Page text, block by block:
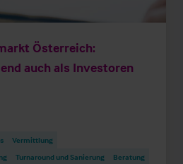
Österreich:
auch als Investoren
Vermittlung
Turnaround und Sanierung Beratung